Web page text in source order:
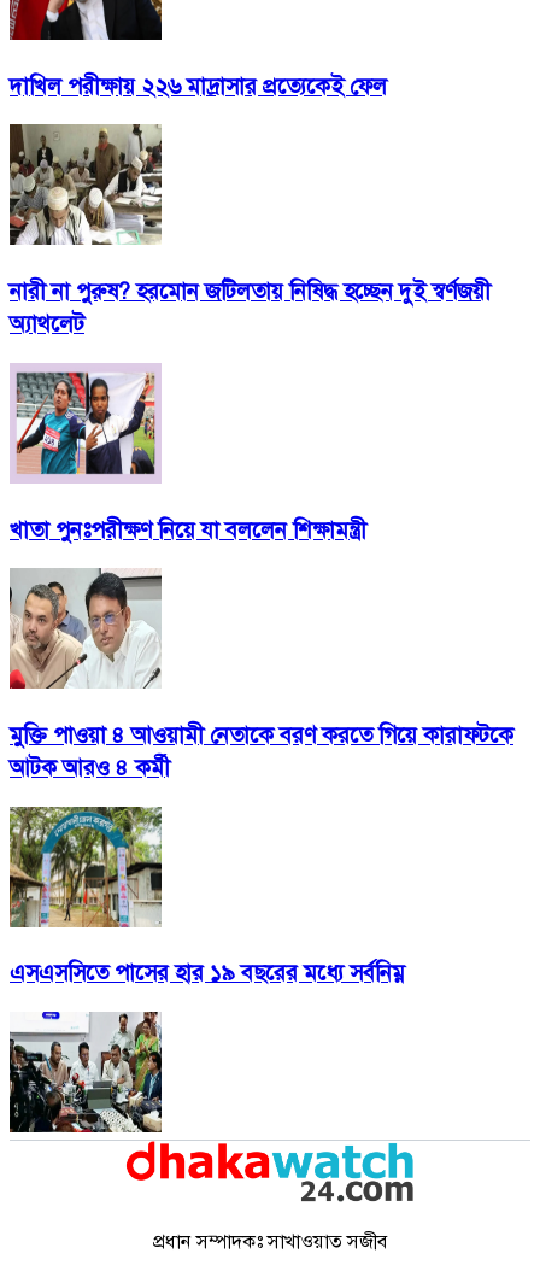
দাখিল পরীক্ষায় ২২৬ মাদ্রাসার প্রত্যেকেই ফেল
নারী না পুরুষ? হরমোন জটিলতায় নিষিদ্ধ হচ্ছেন দুই স্বর্ণজয়ী
অ্যাথলেট
খাতা পুনঃপরীক্ষণ নিয়ে যা বললেন শিক্ষামন্ত্রী
মুক্তি পাওয়া ৪ আওয়ামী নেতাকে বরণ করতে গিয়ে কারাফটকে
আটক আরও ৪ কর্মী
এসএসসিতে পাসের হার ১৯ বছরের মধ্যে সর্বনিম্ন
প্রধান সম্পাদকঃ সাখাওয়াত সজীব